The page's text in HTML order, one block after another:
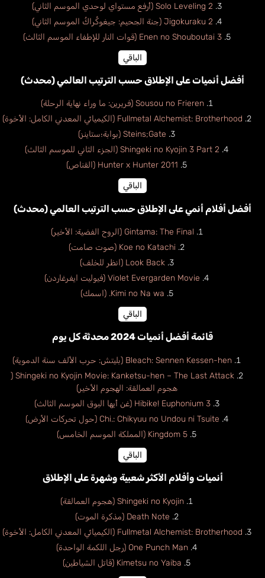
Solo Leveling 2 (أرفع مستواي لوحدي الموسم الثاني)
Jigokuraku 2 (جنة الجحيم: جيغوكُراكُ الموسم الثاني)
Enen no Shouboutai 3 (قوات النار للإطفاء الموسم الثالث)
الباقي
أفضل أنميات على الإطلاق حسب الترتيب العالمي (محدث)
Sousou no Frieren (فريرين: ما وراء نهاية الرحلة)
Fullmetal Alchemist: Brotherhood (الكيميائي المعدني الكامل: الأخوة)
Steins;Gate (بوابة؛ستاينز)
Shingeki no Kyojin 3 Part 2 (الجزء الثاني للموسم الثالث)
Hunter x Hunter 2011 (القناص)
الباقي
أفضل أفلام أنمي على الإطلاق حسب الترتيب العالمي (محدث)
Gintama: The Final (الروح الفضية: الأخير)
Koe no Katachi (صوت صامت)
Look Back (انظر للخلف)
Violet Evergarden Movie (فيوليت ايفرغاردن)
Kimi no Na wa. (اسمك)
الباقي
قائمة أفضل أنميات 2024 محدثة كل يوم
Bleach: Sennen Kessen-hen (بليتش: حرب الألف سنة الدموية)
Shingeki no Kyojin Movie: Kanketsu-hen – The Last Attack (
هجوم العمالقة: الهجوم الأخير)
Hibike! Euphonium 3 (غن أيها البوق الموسم الثالث)
Chi.: Chikyuu no Undou ni Tsuite (حول تحركات الأرض)
Kingdom 5 (المملكة الموسم الخامس)
الباقي
أنميات وأفلام الأكثر شعبية وشهرة على الإطلاق
Shingeki no Kyojin (هجوم العمالقة)
Death Note (مذكرة الموت)
Fullmetal Alchemist: Brotherhood (الكيميائي المعدني الكامل: الأخوة)
One Punch Man (رجل اللكمة الواحدة)
Kimetsu no Yaiba (قاتل الشياطين)